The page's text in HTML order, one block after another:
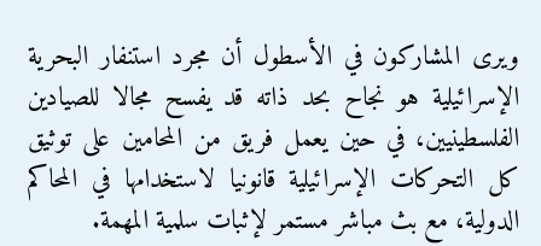
ويرى المشاركون في الأسطول أن مجرد استنفار البحرية
الإسرائيلية هو نجاح بحد ذاته قد يفسح مجالا للصيادين
الفلسطينيين، في حين يعمل فريق من المحامين على توثيق
كل التحركات الإسرائيلية قانونيا لاستخدامها في المحاكم
الدولية، مع بث مباشر مستمر لإثبات سلمية المهمة.